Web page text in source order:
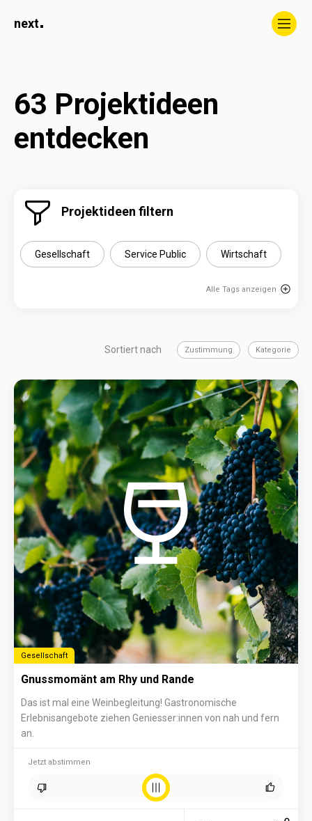
next
63 Projektideen
entdecken
Projektideen filtern
Gesellschaft Service Public Wirtschaft
Alle Tags anzeigen
Sortiert nach Zustimmung Kategorie
Gesellschaft
Gnussmomänt am Rhy und Rande
Das ist mal eine Weinbegleitung! Gastronomische
Erlebnisangebote ziehen Geniesser:innen von nah und fern
an.
Jetzt abstimmen